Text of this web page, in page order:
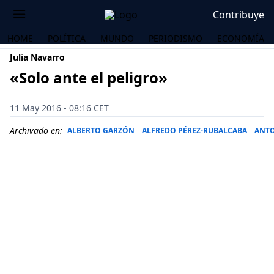
Contribuye
HOME POLÍTICA MUNDO PERIODISMO
ECONOMÍA
Julia Navarro
«Solo ante el peligro»
11 May 2016 - 08:16 CET
Archivado en: ALBERTO GARZÓN ALFREDO PÉREZ-RUBALCABA